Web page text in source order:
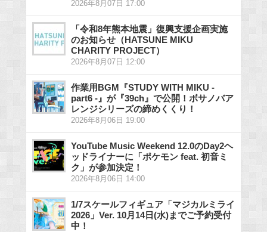
2026年8月07日 17:00
「令和8年熊本地震」復興支援企画実施
のお知らせ（HATSUNE MIKU
CHARITY PROJECT）
2026年8月07日 12:00
作業用BGM『STUDY WITH MIKU -
part6 -』が『39ch』で公開！ボサノバア
レンジシリーズの締めくくり！
2026年8月06日 19:00
YouTube Music Weekend 12.0のDay2ヘ
ッドライナーに「ポケモン feat. 初音ミ
ク」が参加決定！
2026年8月06日 14:00
1/7スケールフィギュア「マジカルミライ
2026」Ver. 10月14日(水)までご予約受付
中！